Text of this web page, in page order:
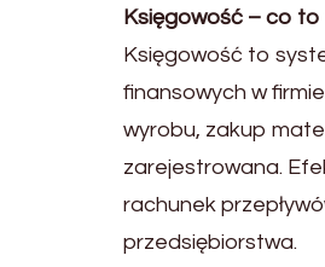
Księgowość – co
Księgowość to
finansowych w
wyrobu, zakup
zarejestrowana.
rachunek
przedsiębiorstwa.